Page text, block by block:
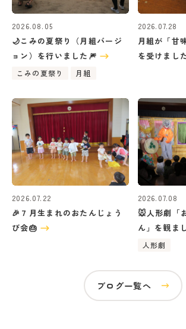
2026.08.05
🌙こみの夏祭り（月組バージ
ョン）を行いました🎆
こみの夏祭り 月組
2026.07.28
月組が「甘
を受けまし
2026.07.22
🎉７月生まれのおたんじょう
び会🎂
2026.07.08
🐭人形劇「
ん」を観ま
人形劇
ブログ一覧へ